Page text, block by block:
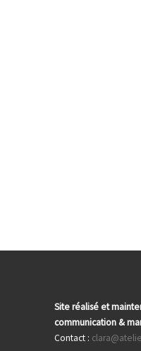
Site réalisé et
communication &
Contact :